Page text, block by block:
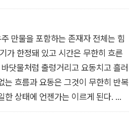
재자 전체 곧 세계의 본질이 권력의
이 영원회귀라는 것이다.
만물을 포함하는 존재자 전체는 힘
가 한정돼 있고 시간은 무한히 흐른
닷물처럼 출렁거리고 요동치고 흘러
는 흐름과 요동은 그것이 무한히 반복
한 상태에 언젠가는 이르게 된다. 그
월이 걸린다 하더라도 반드시 한 번은